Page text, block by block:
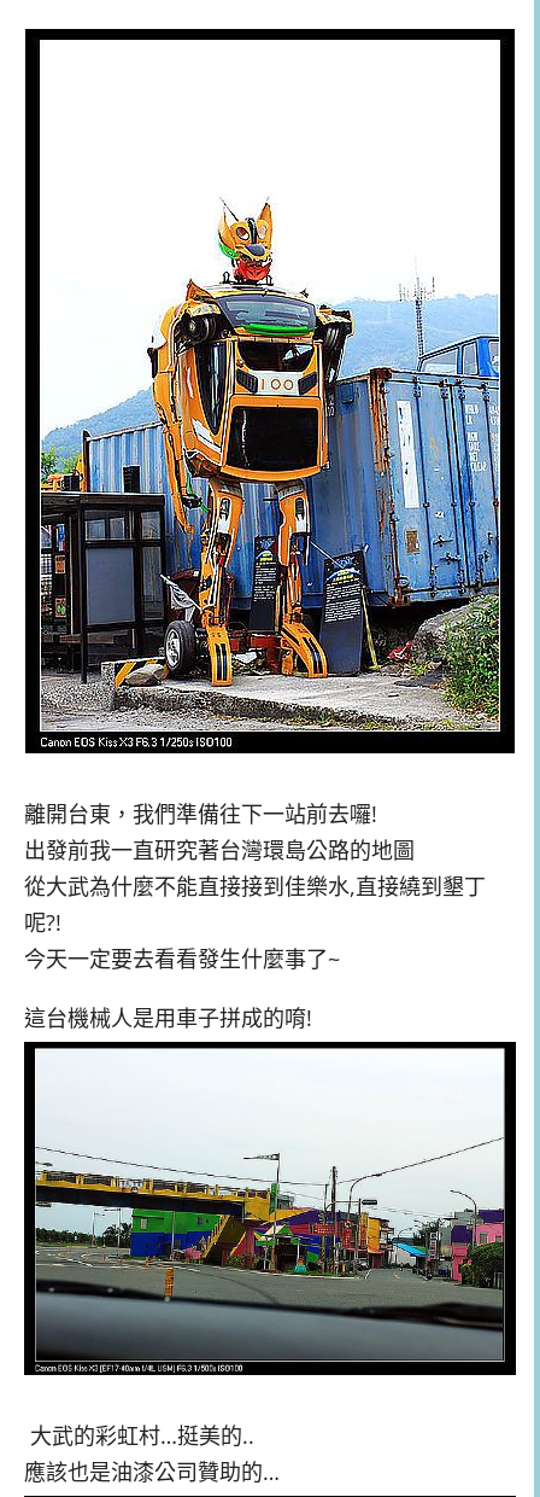
離開台東，我們準備往下一站前去囉!
出發前我一直研究著台灣環島公路的地圖
從大武為什麼不能直接接到佳樂水,直接繞到墾丁
呢?!
今天一定要去看看發生什麼事了~
這台機械人是用車子拼成的唷!
大武的彩虹村…挺美的..
應該也是油漆公司贊助的…